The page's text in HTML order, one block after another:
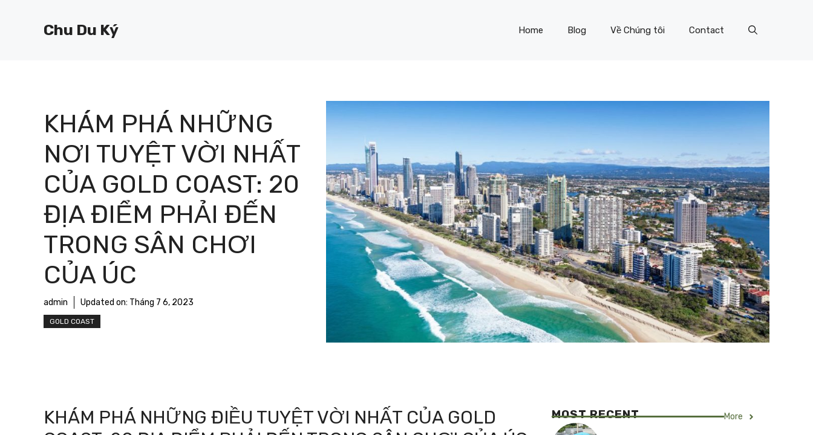
Chu Du Ký Home Blog Về Chúng tôi Contact
KHÁM PHÁ NHỮNG
NƠI TUYỆT VỜI NHẤT
CỦA GOLD COAST: 20
ĐỊA ĐIỂM PHẢI ĐẾN
TRONG SÂN CHƠI
CỦA ÚC
admin Updated on: Tháng 7 6, 2023
GOLD COAST
KHÁM PHÁ NHỮNG ĐIỀU TUYỆT VỜI NHẤT CỦA GOLD
MOST RECENT More